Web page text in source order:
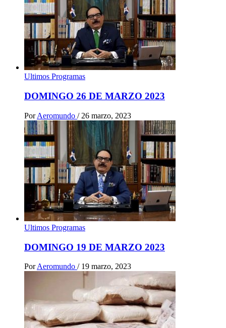
Ultimos Programas
DOMINGO 26 DE MARZO 2023
Por Aeromundo / 26 marzo, 2023
Ultimos Programas
DOMINGO 19 DE MARZO 2023
Por Aeromundo / 19 marzo, 2023